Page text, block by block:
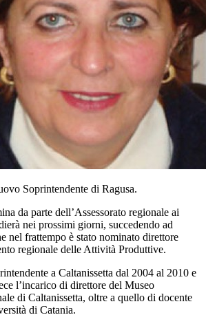
Soprintendente di Ragusa.
da parte dell’Assessorato regionale ai
nei prossimi giorni, succedendo ad
nel frattempo è stato nominato direttore
regionale delle Attività Produttive.
a Caltanissetta dal 2004 al 2010 e
l’incarico di direttore del Museo
di Caltanissetta, oltre a quello di docente
di Catania.